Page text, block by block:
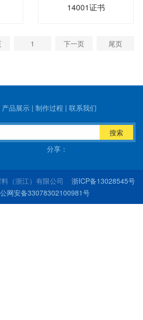
14001证书
1 下一页 尾页
产品展示 | 制作过程 | 联系我们
搜索
分享：
（浙江）有限公司 浙ICP备13028545号
网安备33078302100981号